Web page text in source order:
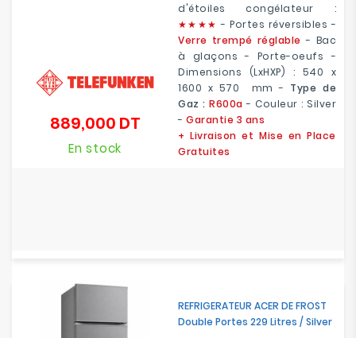
d'étoiles congélateur :
★★ ★★ - Portes réversibles -
Verre trempé réglable - Bac
à glaçons - Porte-oeufs
-
Dimensions (LxHXP) : 540 x
1600 x 570 mm- Type de
Gaz : R600a - Couleur : Silver
- Garantie 3 ans
+ Livraison et Mise en Place
Gratuites
889,000 DTPrix
En stock
REFRIGERATEUR ACER DE FROST
Double Portes 229 Litres / Silver